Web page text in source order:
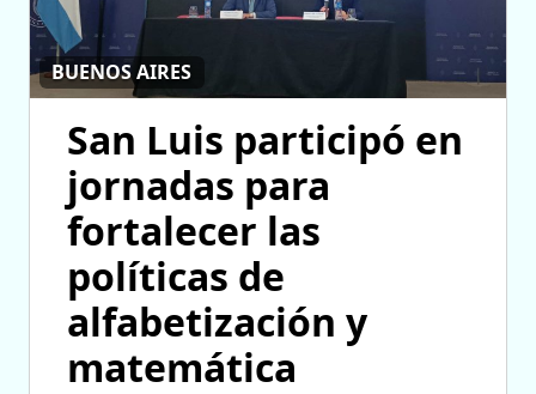
BUENOS AIRES
San Luis participó en
jornadas para
fortalecer las
políticas de
alfabetización y
matemática